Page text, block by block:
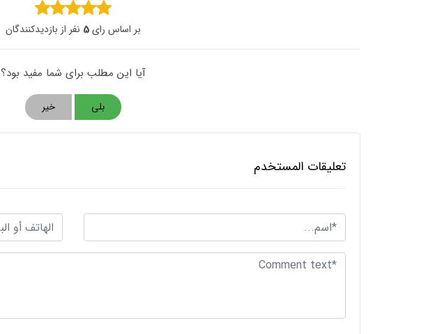
بر اساس رای5 نفر از بازدیدکنندگان
آیا این مطلب برای شما مفید بود؟
بلی خیر
تعليقات المستخدم